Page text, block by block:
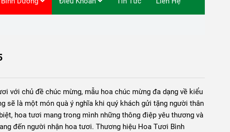
với chủ đề chúc mừng, mẫu hoa chúc mừng đa dạng về kiểu
sẽ là một món quà ý nghĩa khi quý khách gửi tặng người thân
hoa tươi mang trong mình những thông điệp yêu thương và
đến người nhận hoa tươi. Thương hiệu Hoa Tươi Bình